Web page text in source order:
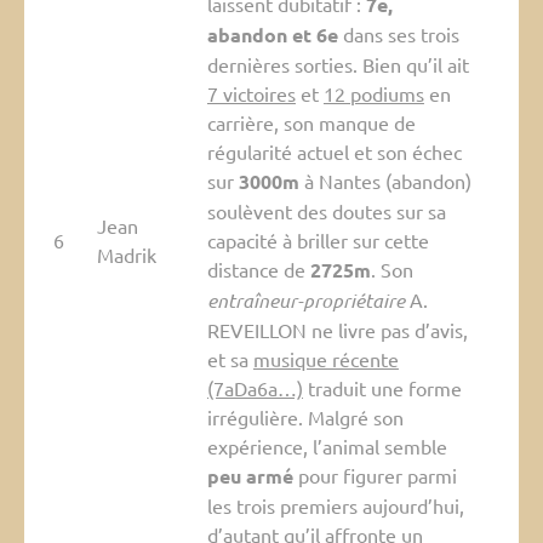
6
Jean
Madrik
abandon et 6edans ses trois
dernières sorties. Bien qu’il ait
7 victoireset 12 podiumsen
carrière, son manque de
régularité actuel et son échec
sur 3000m à Nantes (abandon)
soulèvent des doutes sur sa
capacité à briller sur cette
distance de 2725m. Son
entraîneur-propriétaireA.
REVEILLON ne livre pas d’avis,
et sa musique récente
(7aDa6a…) traduit une forme
irrégulière. Malgré son
expérience, l’animal semble
peu armépour figurer parmi
les trois premiers aujourd’hui,
d’autant qu’il affronte un